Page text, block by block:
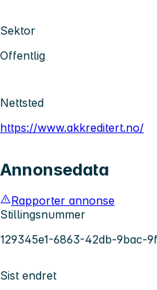
Sektor
Offentlig
Nettsted
https://www.akkreditert.no/
Annonsedata
Rapporter annonse
Stillingsnummer
129345e1-6863-42db-9bac-
Sist endret